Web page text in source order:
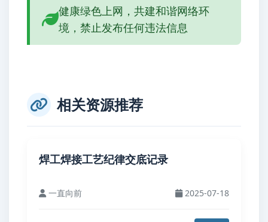
健康绿色上网，共建和谐网络环
境，禁止发布任何违法信息
相关资源推荐
焊工焊接工艺纪律交底记录
一直向前 2025-07-18